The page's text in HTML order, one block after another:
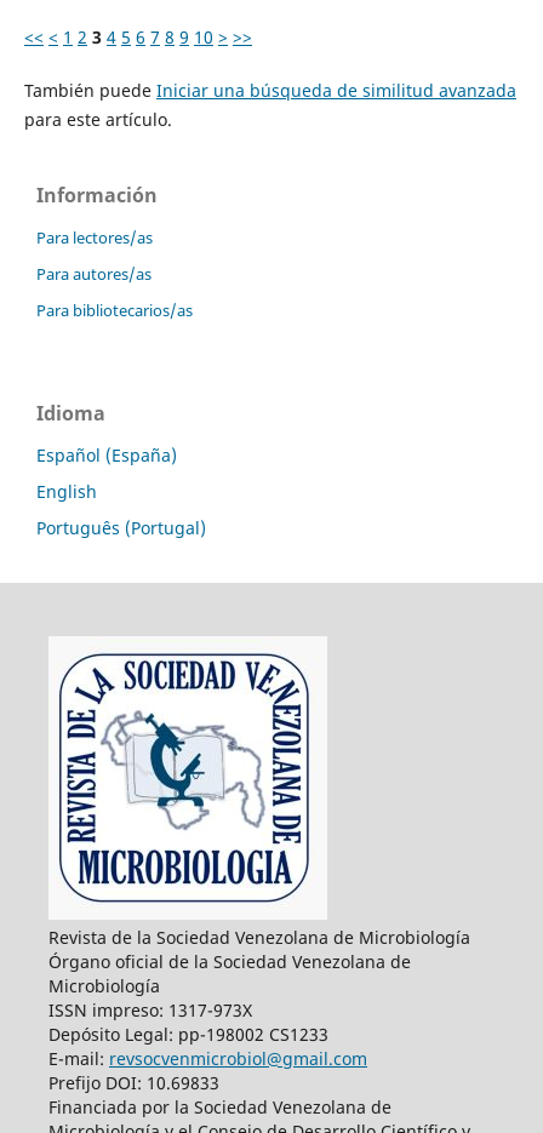
<< < 1 2 3 4 5 6 7 8 9 10 > >>
También puede Iniciar una búsqueda de similitud avanzada
para este artículo.
Información
Para lectores/as
Para autores/as
Para bibliotecarios/as
Idioma
Español (España)
English
Português (Portugal)
Revista de la Sociedad Venezolana de Microbiología
Órgano oficial de la Sociedad Venezolana de
Microbiología
ISSN impreso: 1317-973X
Depósito Legal: pp-198002 CS1233
E-mail: revsocvenmicrobiol@gmail.com
Prefijo DOI: 10.69833
Financiada por la Sociedad Venezolana de